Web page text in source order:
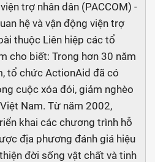
trợ nhân dân (PACCOM) -
hệ và vận động viện trợ
thuộc Liên hiệp các tổ
cho biết: Trong hơn 30 năm
tổ chức ActionAid đã có
cuộc xóa đói, giảm nghèo
Nam. Từ năm 2002,
khai các chương trình hỗ
địa phương đánh giá hiệu
đời sống vật chất và tinh